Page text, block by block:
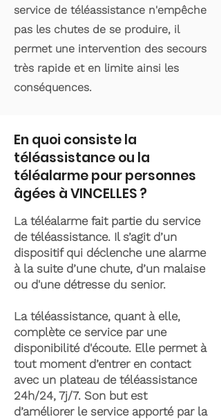
service de téléassistance n'empêche
pas les chutes de se produire, il
permet une intervention des secours
très rapide et en limite ainsi les
conséquences.
En quoi consiste la
téléassistance ou la
téléalarme pour personnes
âgées à VINCELLES ?
La téléalarme fait partie du service
de téléassistance. Il s’agit d’un
dispositif qui déclenche une alarme
à la suite d’une chute, d’un malaise
ou d'une détresse du senior.
La téléassistance, quant à elle,
complète ce service par une
disponibilité d'écoute. Elle permet à
tout moment d’entrer en contact
avec un plateau de téléassistance
24h/24, 7j/7. Son but est
d’améliorer le service apporté par la